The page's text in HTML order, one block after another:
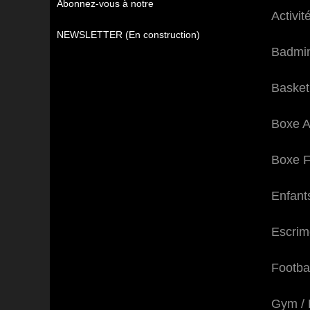
Abonnez-vous à notre
NEWSLETTER (En construction)
Boxe
Boxe
Gym /